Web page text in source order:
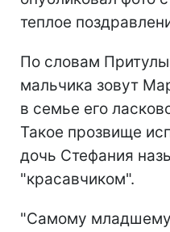
теплое
По словам
мальчика зовут
в семье его
Такое прозвище
дочь Стефания
"красавчиком".
"Самому младшему